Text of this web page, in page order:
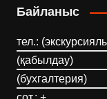
Байланыс
тел.:
(қабылдау)
(бухгалтерия)